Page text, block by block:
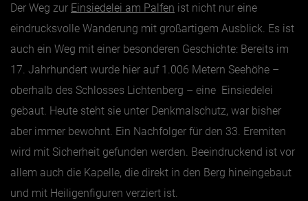
Der Weg zur Einsiedelei am Palfen ist nicht nur eine
eindrucksvolle Wanderung mit großartigem Ausblick. Es ist
auch ein Weg mit einer besonderen Geschichte: Bereits im
17. Jahrhundert wurde hier auf 1.006 Metern Seehöhe –
oberhalb des Schlosses Lichtenberg – eine Einsiedelei
gebaut. Heute steht sie unter Denkmalschutz, war bisher
aber immer bewohnt. Ein Nachfolger für den 33. Eremiten
wird mit Sicherheit gefunden werden. Beeindruckend ist vor
allem auch die Kapelle, die direkt in den Berg hineingebaut
und mit Heiligenfiguren verziert ist.